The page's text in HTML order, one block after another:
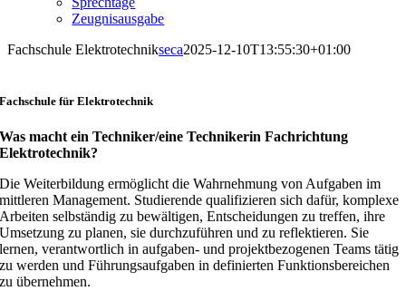
Zeugnisausgabe
Fachschule Elektrotechnikseca2025-12-10T13:55:30+01:00
Fachschule für Elektrotechnik
Was macht ein Techniker/eine Technikerin Fachrichtung
Elektrotechnik?
Die Weiterbildung ermöglicht die Wahrnehmung von Aufgaben im
mittleren Management. Studierende qualifizieren sich dafür, komplexe
Arbeiten selbständig zu bewältigen, Entscheidungen zu treffen, ihre
Umsetzung zu planen, sie durchzuführen und zu reflektieren. Sie
lernen, verantwortlich in aufgaben- und projektbezogenen Teams tätig
zu werden und Führungsaufgaben in definierten Funktionsbereichen
zu übernehmen.